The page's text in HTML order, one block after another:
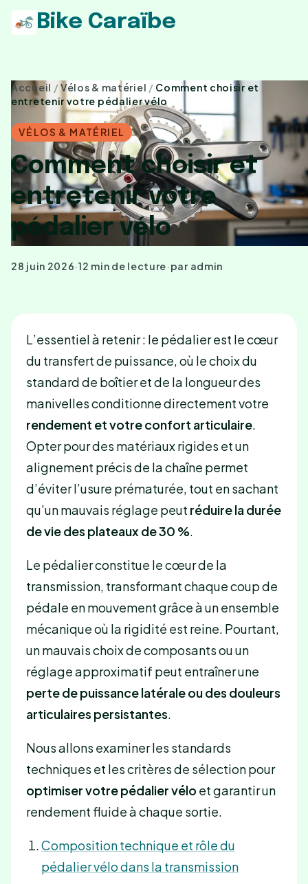
Bike Caraïbe
Accueil /Vélos & matériel / Comment choisir et
entretenir votre pédalier vélo
VÉLOS & MATÉRIEL
Comment choisir et
entretenir votre
pédalier vélo
28 juin 2026·12 min de lecture·par admin
L’essentiel à retenir : le pédalier est le cœur
du transfert de puissance, où le choix du
standard de boîtier et de la longueur des
manivelles conditionne directement votre
rendement et votre confort articulaire.
Opter pour des matériaux rigides et un
alignement précis de la chaîne permet
d’éviter l’usure prématurée, tout en sachant
qu’un mauvais réglage peut réduire la durée
de vie des plateaux de 30 %
Le pédalier constitue le cœur de la
transmission, transformant chaque coup de
pédale en mouvement grâce à un ensemble
mécanique où la rigidité est reine. Pourtant,
un mauvais choix de composants ou un
réglage approximatif peut entraîner une
perte de puissance latérale ou des douleurs
articulaires persistantes.
Nous allons examiner les standards
techniques et les critères de sélection pour
optimiser votre pédalier vélo et garantir un
rendement fluide à chaque sortie.
Composition technique et rôle du
pédalier vélo dans la transmission